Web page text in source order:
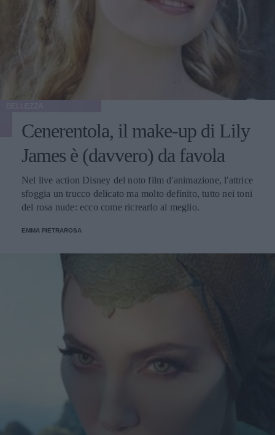
Cenerentola, il make-up di Lily
James è (davvero) da favola
Nel live action Disney del noto film d'animazione, l'attrice
sfoggia un trucco delicato ma molto definito, tutto nei toni
del rosa nude: ecco come ricrearlo al meglio.
EMMA PIETRAROSA